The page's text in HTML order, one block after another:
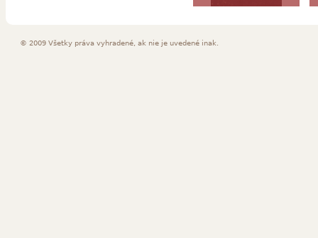
© 2009 Všetky práva vyhradené, ak nie je uvedené inak.